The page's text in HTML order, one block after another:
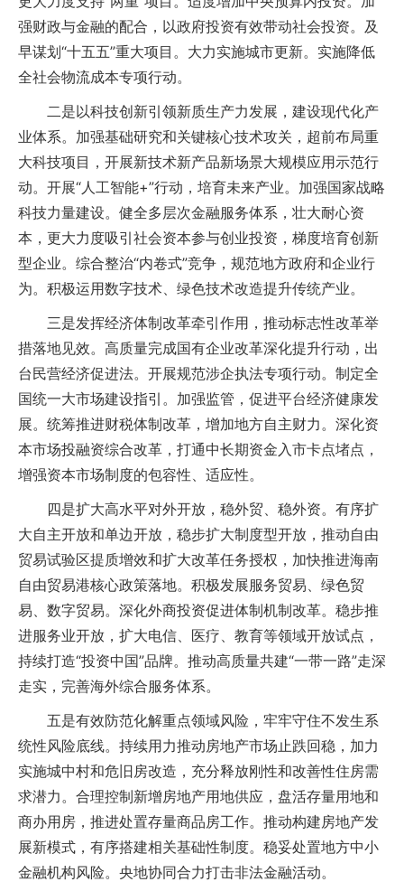
强财政与金融的配合，以政府投资有效带动社会投资。及
早谋划“十五五”重大项目。大力实施城市更新。实施降低
全社会物流成本专项行动。
二是以科技创新引领新质生产力发展，建设现代化产
业体系。加强基础研究和关键核心技术攻关，超前布局重
大科技项目，开展新技术新产品新场景大规模应用示范行
动。开展“人工智能+”行动，培育未来产业。加强国家战略
科技力量建设。健全多层次金融服务体系，壮大耐心资
本，更大力度吸引社会资本参与创业投资，梯度培育创新
型企业。综合整治“内卷式”竞争，规范地方政府和企业行
为。积极运用数字技术、绿色技术改造提升传统产业。
三是发挥经济体制改革牵引作用，推动标志性改革举
措落地见效。高质量完成国有企业改革深化提升行动，出
台民营经济促进法。开展规范涉企执法专项行动。制定全
国统一大市场建设指引。加强监管，促进平台经济健康发
展。统筹推进财税体制改革，增加地方自主财力。深化资
本市场投融资综合改革，打通中长期资金入市卡点堵点，
增强资本市场制度的包容性、适应性。
四是扩大高水平对外开放，稳外贸、稳外资。有序扩
大自主开放和单边开放，稳步扩大制度型开放，推动自由
贸易试验区提质增效和扩大改革任务授权，加快推进海南
自由贸易港核心政策落地。积极发展服务贸易、绿色贸
易、数字贸易。深化外商投资促进体制机制改革。稳步推
进服务业开放，扩大电信、医疗、教育等领域开放试点，
持续打造“投资中国”品牌。推动高质量共建“一带一路”走深
走实，完善海外综合服务体系。
五是有效防范化解重点领域风险，牢牢守住不发生系
统性风险底线。持续用力推动房地产市场止跌回稳，加力
实施城中村和危旧房改造，充分释放刚性和改善性住房需
求潜力。合理控制新增房地产用地供应，盘活存量用地和
商办用房，推进处置存量商品房工作。推动构建房地产发
展新模式，有序搭建相关基础性制度。稳妥处置地方中小
金融机构风险。央地协同合力打击非法金融活动。